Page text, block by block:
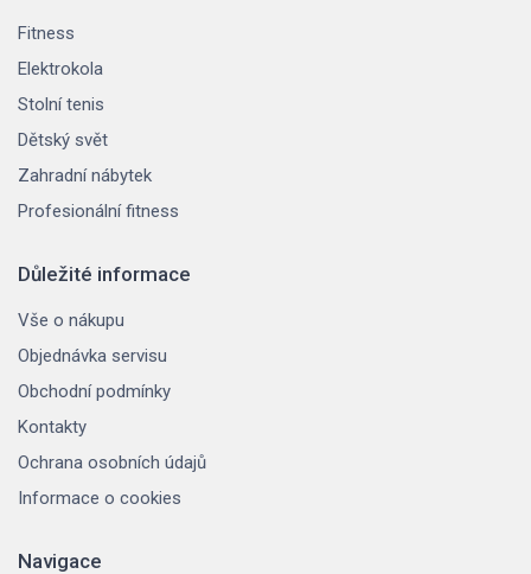
Fitness
Elektrokola
Stolní tenis
Dětský svět
Zahradní nábytek
Profesionální fitness
Důležité informace
Vše o nákupu
Objednávka servisu
Obchodní podmínky
Kontakty
Ochrana osobních údajů
Informace o cookies
Navigace